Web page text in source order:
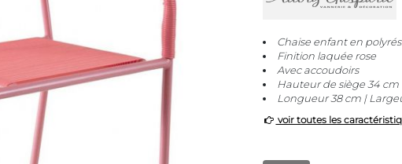
Chaise enfant en
Finition laquée rose
Avec accoudoirs
Hauteur de siège 34 cm
Longueur 38 cm |
voir toutes les